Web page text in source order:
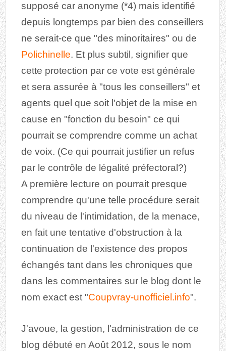
supposé car anonyme (*4) mais identifié
depuis longtemps par bien des conseillers
ne serait-ce que "des minoritaires" ou de
Polichinelle. Et plus subtil, signifier que
cette protection par ce vote est générale
et sera assurée à "tous les conseillers" et
agents quel que soit l'objet de la mise en
cause en "fonction du besoin" ce qui
pourrait se comprendre comme un achat
de voix. (Ce qui pourrait justifier un refus
par le contrôle de légalité préfectoral?)
A première lecture on pourrait presque
comprendre qu'une telle procédure serait
du niveau de l'intimidation, de la menace,
en fait une tentative d'obstruction à la
continuation de l'existence des propos
échangés tant dans les chroniques que
dans les commentaires sur le blog dont le
nom exact est "Coupvray-unofficiel.info".
J'avoue, la gestion, l'administration de ce
blog débuté en Août 2012, sous le nom